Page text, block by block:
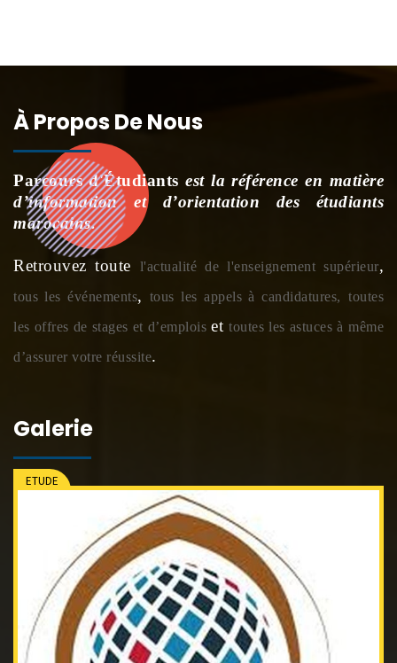
À Propos De Nous
Parcours d'Étudiants est la référence en matière
d’information et d’orientation des étudiants
marocains.
Retrouvez toute l'actualité de l'enseignement supérieur,
tous les événements, tous les appels à candidatures, toutes
les offres de stages et d’emploisettoutes les astuces à même
d’assurer votre réussite.
Galerie